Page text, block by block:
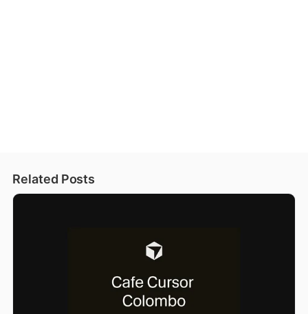
Related Posts